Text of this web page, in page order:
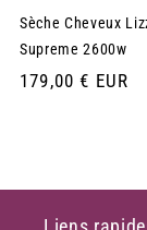
Sèche Cheveux
Supreme 2600w
Prix
179,00 € EUR